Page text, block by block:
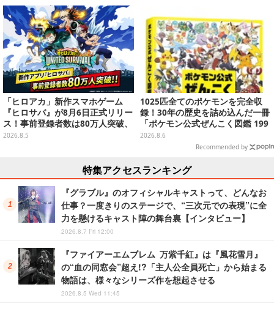
「ヒロアカ」新作スマホゲーム
『ヒロサバ』が8月6日正式リリー
ス！事前登録者数は80万人突破、
追加報酬も決定
2026.8.5
1025匹全てのポケモンを完全収
録！30年の歴史を詰め込んだ一冊
「ポケモン公式ぜんこく図鑑 199
6-2026」が大ボリューム
2026.8.6
Recommended by
特集アクセスランキング
『グラブル』のオフィシャルキャストって、どんなお
仕事？一度きりのステージで、“三次元での表現”に全
力を懸けるキャスト陣の舞台裏【インタビュー】
2026.8.7 Fri 12:00
『ファイアーエムブレム 万紫千紅』は『風花雪月』
の“血の同窓会”超え!?「主人公全員死亡」から始まる
物語は、様々なシリーズ作を想起させる
2026.8.5 Wed 11:45